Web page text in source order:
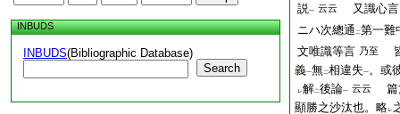
INBUDS
INBUDS(Bibliographic Database)
Search
説一 云云
又識心言
ニハ次總通 二第一難
文唯識等言 乃至
義一無二相違失一。或
レ解二後論一 云云
篇
顯勝之沙汰也。略レ